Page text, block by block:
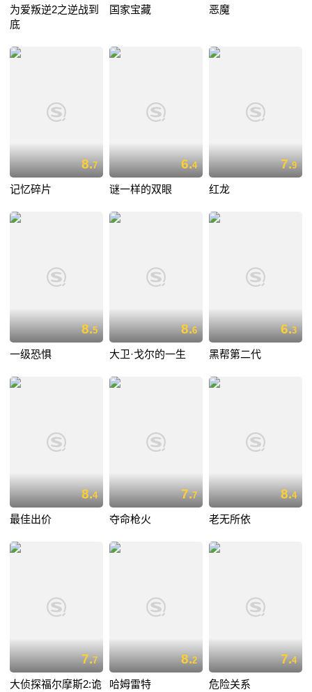
为爱叛逆2之逆战到
底
国家宝藏 恶魔
8.7
记忆碎片
6.4
谜一样的双眼
7.9
红龙
8.5
一级恐惧
8.6
大卫·戈尔的一生
6.3
黑帮第二代
8.4
最佳出价
7.7
夺命枪火
8.4
老无所依
7.7
大侦探福尔摩斯2:诡
8.2
哈姆雷特
7.4
危险关系